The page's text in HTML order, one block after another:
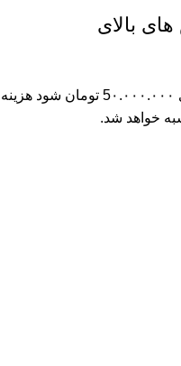
بالای
چنان چه جمع صورت حساب شما بالای 5٠.٠٠٠.٠٠٠ تومان شود هزینه
خواهد شد.